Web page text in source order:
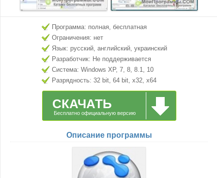
Программа: полная, бесплатная
Ограничения: нет
Язык: русский, английский, украинский
Разработчик: Не поддерживается
Система: Windows XP, 7, 8, 8.1, 10
Разрядность: 32 bit, 64 bit, x32, x64
СКАЧАТЬ
Бесплатно официальную версию
Описание программы